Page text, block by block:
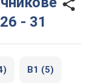
- 31
В1 (5)